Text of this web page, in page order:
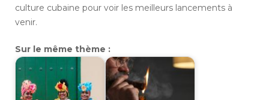
culture cubaine pour voir les meilleurs lancements à
venir.
Sur le même thème :